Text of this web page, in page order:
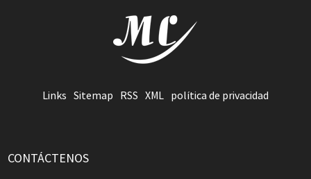
Links Sitemap RSS XML política de privacidad
CONTÁCTENOS